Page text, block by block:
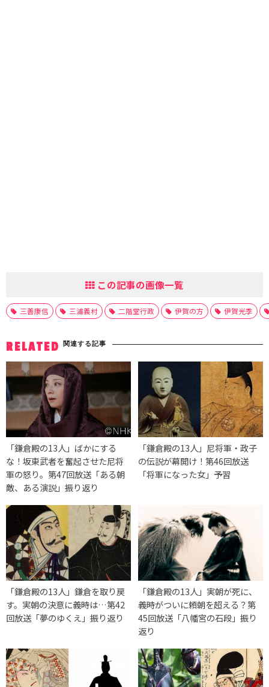
この記事の画像一覧
三善康信 三浦義村 二階堂行政 伊賀の方 伊賀光季
RELATED 関連する記事
「鎌倉殿の13人」ばかにする
な！坂東武者を奮起させた尼将
軍の怒り。第47回放送「ある朝
敵、ある演説」振り返り
「鎌倉殿の13人」尼将軍・政子
の伝説が幕開け！第46回放送
「将軍になった女」予習
「鎌倉殿の13人」鎌倉を取り戻
す。実朝の決意に義時は…第42
回放送「夢のゆくえ」振り返り
「鎌倉殿の13人」実朝が死に、
義時がついに頼朝を超える？第
45回放送「八幡宮の石段」振り
返り